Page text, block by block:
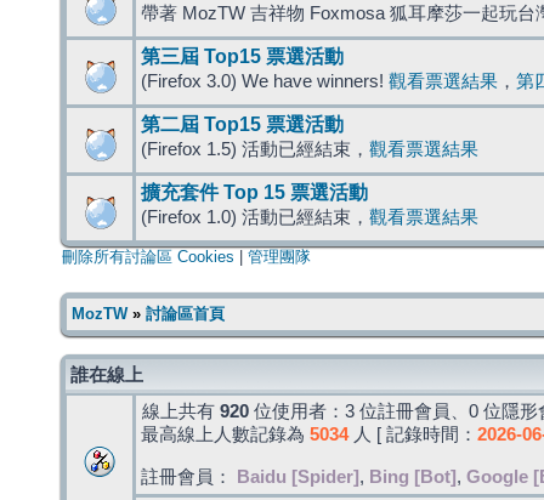
帶著 MozTW 吉祥物 Foxmosa 狐耳摩莎一起玩台
第三屆 Top15 票選活動
(Firefox 3.0) We have winners! 觀看票選結果 ， 第
第二屆 Top15 票選活動
(Firefox 1.5) 活動已經結束， 觀看票選結果
擴充套件 Top 15 票選活動
(Firefox 1.0) 活動已經結束， 觀看票選結果
刪除所有討論區 Cookies 管理團隊
MozTW» 討論區首頁
誰在線上
線上共有 920 位使用者：3 位註冊會員、0 位隱
最高線上人數記錄為 5034人 [ 記錄時間： 2026-
註冊會員： Baidu [Spider] , Bing [Bot] , Google